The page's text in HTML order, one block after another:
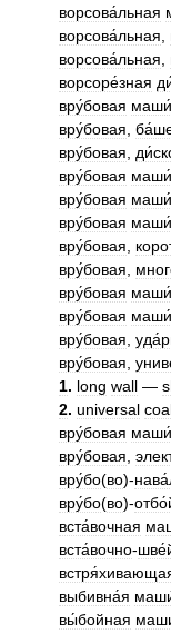
ворсова́льная
ворсова́льная
ворсова́льная
ворсоре́зная
вру́бовая
вру́бовая
вру́бовая
вру́бовая
вру́бовая
вру́бовая
вру́бовая
вру́бовая
вру́бовая
вру́бовая
вру́бовая
вру́бовая
1. long wall —
2. universal
вру́бовая
вру́бовая
вру́бо(во)-
вру́бо(во)-
вста́вочная
вста́вочно-
выбивна́я
вы́бойная